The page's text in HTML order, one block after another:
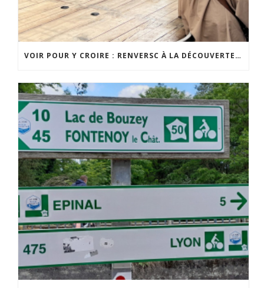
VOIR POUR Y CROIRE : RENVERSC À LA DÉCOUVERTE DE RÉALISATIONS INSPIRANTES